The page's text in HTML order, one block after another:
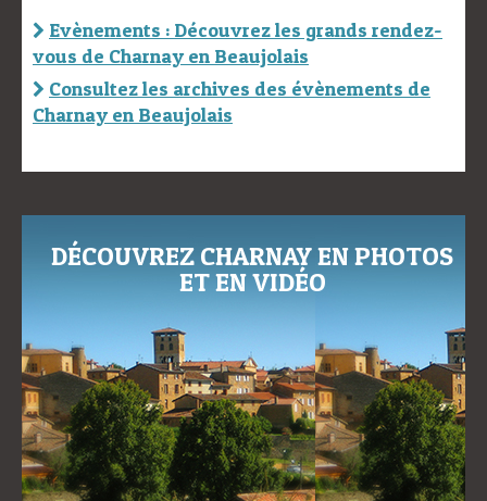
Evènements : Découvrez les grands rendez-
vous de Charnay en Beaujolais
Consultez les archives des évènements de
Charnay en Beaujolais
DÉCOUVREZ CHARNAY EN PHOTOS
ET EN VIDÉO